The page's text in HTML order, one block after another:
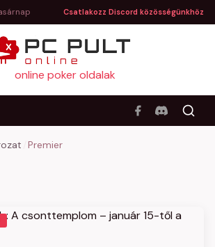
Csatlakozz Discord közösségünkhöz
Premier